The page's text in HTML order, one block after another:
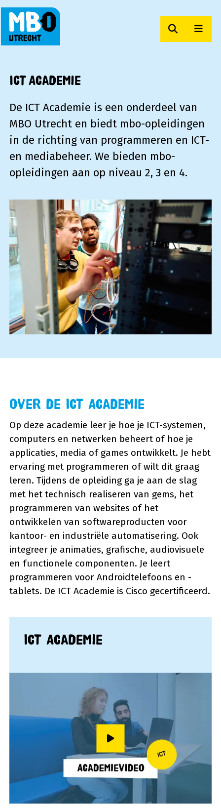
Zoeken
ICT Academie
De ICT Academie is een onderdeel van
MBO Utrecht en biedt mbo-opleidingen
in de richting van programmeren en ICT-
en mediabeheer. We bieden mbo-
opleidingen aan op niveau 2, 3 en 4.
Over de ICT Academie
Op deze academie leer je hoe je ICT-systemen,
computers en netwerken beheert of hoe je
applicaties, media of games ontwikkelt. Je hebt
ervaring met programmeren of wilt dit graag
leren. Tijdens de opleiding ga je aan de slag
met het technisch realiseren van gems, het
programmeren van websites of het
ontwikkelen van softwareproducten voor
kantoor- en industriële automatisering. Ook
integreer je animaties, grafische, audiovisuele
en functionele componenten. Je leert
programmeren voor Androidtelefoons en -
tablets. De ICT Academie is Cisco gecertificeerd.
ICT Academie
Speel video af